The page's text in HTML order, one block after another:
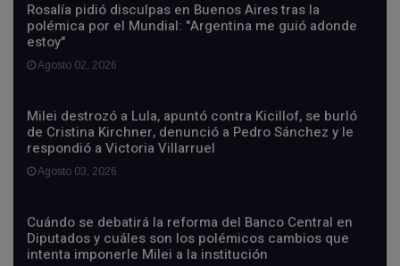
Rosalía pidió disculpas en Buenos Aires tras la
polémica por el Mundial: "Argentina me guió adonde
estoy"
Agosto 02, 2026
Milei destrozó a Lula, apuntó contra Kicillof, se burló
de Cristina Kirchner, denunció a Pedro Sánchez y le
respondió a Victoria Villarruel
Agosto 03, 2026
Cuándo se debatirá la reforma del Banco Central en
Diputados y cuáles son los polémicos cambios que
intenta imponerle Milei a la institución